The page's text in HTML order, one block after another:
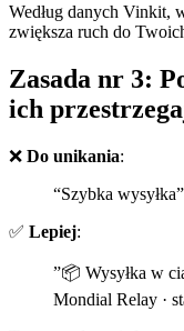
Według danych Vinkit,
zwiększa ruch do
Zasada nr 3:
ich
❌ Do unikania:
“Szybka wysyłka”
✅ Lepiej:
”📦 Wysyłka w
Mondial Relay ·